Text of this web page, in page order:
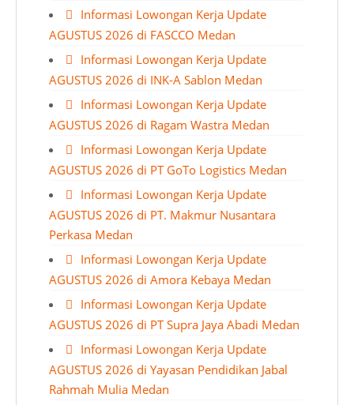
Informasi Lowongan Kerja Update
AGUSTUS 2026 di FASCCO Medan
Informasi Lowongan Kerja Update
AGUSTUS 2026 di INK-A Sablon Medan
Informasi Lowongan Kerja Update
AGUSTUS 2026 di Ragam Wastra Medan
Informasi Lowongan Kerja Update
AGUSTUS 2026 di PT GoTo Logistics Medan
Informasi Lowongan Kerja Update
AGUSTUS 2026 di PT. Makmur Nusantara
Perkasa Medan
Informasi Lowongan Kerja Update
AGUSTUS 2026 di Amora Kebaya Medan
Informasi Lowongan Kerja Update
AGUSTUS 2026 di PT Supra Jaya Abadi Medan
Informasi Lowongan Kerja Update
AGUSTUS 2026 di Yayasan Pendidikan Jabal
Rahmah Mulia Medan